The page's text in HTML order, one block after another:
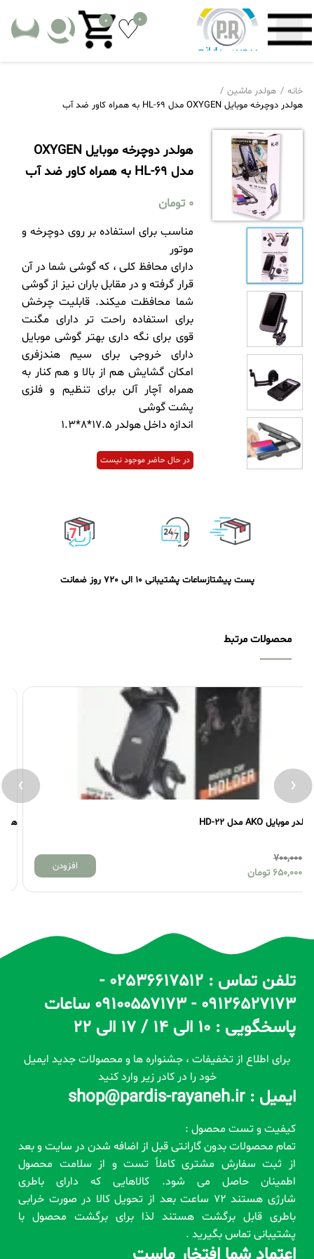
0
0
خانه
هولدر ماشین
هولدر دوچرخه موبایل OXYGEN مدل HL-69 به همراه کاور ضد آب
هولدر دوچرخه موبایل OXYGEN
مدل HL-69 به همراه کاور ضد آب
0 تومان
مناسب برای استفاده بر روی دوچرخه و
موتور
دارای محافظ کلی ، که گوشی شما در آن
قرار گرفته و در مقابل باران نیز از گوشی
شما محافظت میکند. قابلیت چرخش
برای استفاده راحت تر دارای مگنت
قوی برای نگه داری بهتر گوشی موبایل
دارای خروجی برای سیم هندزفری
امکان گشایش هم از بالا و هم کنار به
همراه آچار آلن برای تنظیم و فلزی
پشت گوشی
اندازه داخل هولدر 17.5*8*1.3
در حال حاضر موجود نیست
پست پیشتازساعات پشتیبانی 10 الی 20 7 روز ضمانت
محصولات مرتبط
‹
›
تلفن تماس : 02536617512 -
09126527173 - 09100557173 ساعات
پاسخگویی : 10 الی 14 / 17 الی 22
برای اطلاع از تخفیفات ، جشنواره ها و محصولات جدید ایمیل
خود را در کادر زیر وارد کنید
ایمیل : shop@pardis-rayaneh.ir
کیفیت و تست محصول :
تمام محصولات بدون گارانتی قبل از اضافه شدن در سایت و بعد
از ثبت سفارش مشتری کاملاً تست و از سلامت محصول
اطمینان حاصل می شود. کالاهایی که دارای باطری
شارژی هستند 72 ساعت بعد از تحویل کالا در صورت خرابی
باطری قابل برگشت هستند لذا برای برگشت محصول با
پشتیبانی تماس بگیرید .